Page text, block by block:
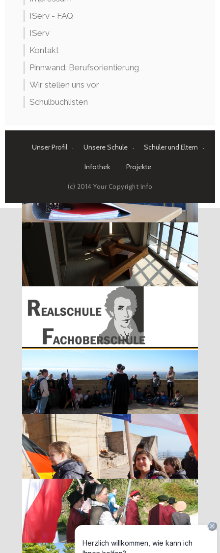
IServ - FAQ
IServ
Kontakt
Pinnwand: Berufsorientierung
Wir stellen uns vor
Schulbuchlisten
Unser Profil Unsere Schule Schüler und Eltern
Infothek Projekte
(c) 2014 Your Copyright Info